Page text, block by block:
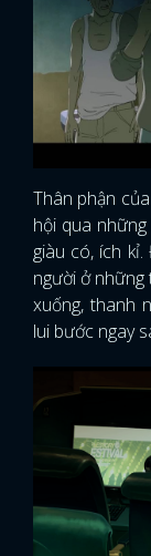
Thân phận
hội qua
giàu có, ích
người ở những
xuống, thanh
lui bước ngay